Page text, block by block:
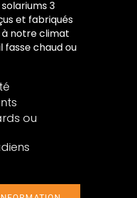
3
et fabriqués
à notre climat
fasse chaud ou
ou